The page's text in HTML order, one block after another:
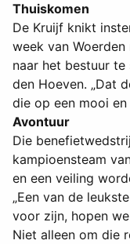
Thuiskomen
De Kruijf knikt
week van
naar het bestuur
den Hoeven. „Dat
die op een mooi
Avontuur
Die
kampioensteam
en een veiling
„Een van de
voor zijn, hopen
Niet alleen om die